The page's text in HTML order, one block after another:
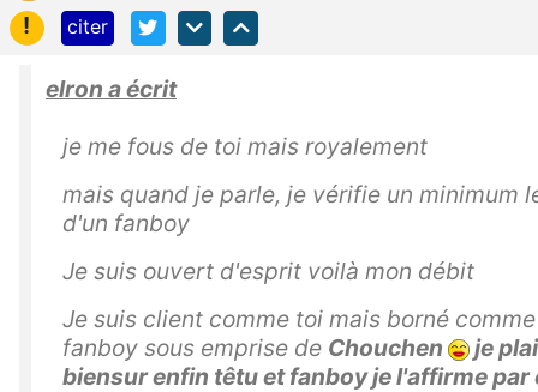
! citer
elron a écrit
je me fous de toi mais royalement
mais quand je parle, je vérifie un minimum
d'un fanboy
Je suis ouvert d'esprit voilà mon débit
Je suis client comme toi mais borné
fanboy sous emprise de Chouchen
je
biensur enfin têtu et fanboy je l'affirme par